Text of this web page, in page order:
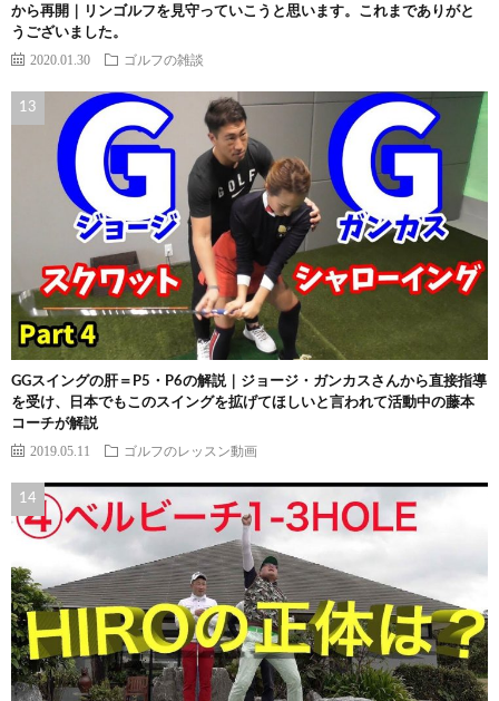
から再開｜リンゴルフを見守っていこうと思います。これまでありがと
うございました。
2020.01.30 ゴルフの雑談
GGスイングの肝＝P5・P6の解説｜ジョージ・ガンカスさんから直接指導
を受け、日本でもこのスイングを拡げてほしいと言われて活動中の藤本
コーチが解説
2019.05.11 ゴルフのレッスン動画